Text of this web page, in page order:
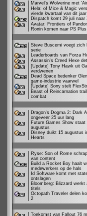
Marvel's Wolverine met
Hela: of Mice & Magic
vierde kwartaal van dit jaar
Dispatch komt 29 juli naar
Avatar: Frontiers of
Ronin komen naar PS Plus
Steve Buscemi voegt zich
serie
Leaderboards van Forza
Assassin's Creed Hexe
[Update] Tony Hawk uit
verdwenen
Dead Space bedenker
game-industrie vaarwel
[Update] Sony stelt
Beast of Reincarnation
combat
Dragon's Dogma 2: Dark
ongeveer 25 uur lang
Future Games Show staat
augustus
Disney duikt 15 augustus
Hearts
Ryse: Son of Rome
van content
Build a Rocket Boy haalt
medewerkers op de hals
Id Software komt met
ontslagen
Bloomberg: Blizzard werkt
titels
Octopath Traveler delen
2
Toekomst van Fallout 76